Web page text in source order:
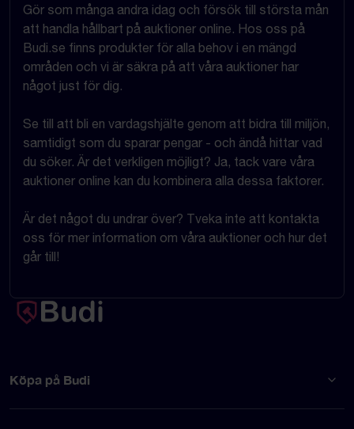
Gör som många andra idag och försök till största mån
att handla hållbart på auktioner online. Hos oss på
Budi.se finns produkter för alla behov i en mängd
områden och vi är säkra på att våra auktioner har
något just för dig.
Se till att bli en vardagshjälte genom att bidra till miljön,
samtidigt som du sparar pengar - och ändå hittar vad
du söker. Är det verkligen möjligt? Ja, tack vare våra
auktioner online kan du kombinera alla dessa faktorer.
Är det något du undrar över? Tveka inte att kontakta
oss för mer information om våra auktioner och hur det
går till!
Köpa på Budi